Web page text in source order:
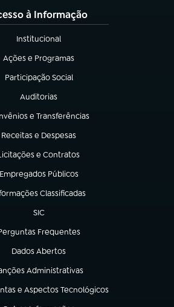
à Informação
Institucional
(abre em nova aba)
Ações e Programas
(abre em nova aba)
Participação Social
(abre em nova aba)
Auditorias
(abre em nova aba)
e Transferências
em nova aba)
Receitas e Despesas
(abre em nova aba)
e Contratos
em nova aba)
Empregados Públicos
(abre em nova aba)
Classificadas
em nova aba)
SIC
(abre em nova aba)
Frequentes
em nova aba)
Dados Abertos
(abre em nova aba)
Administrativas
em nova aba)
e Aspectos Tecnológicos
nova aba)